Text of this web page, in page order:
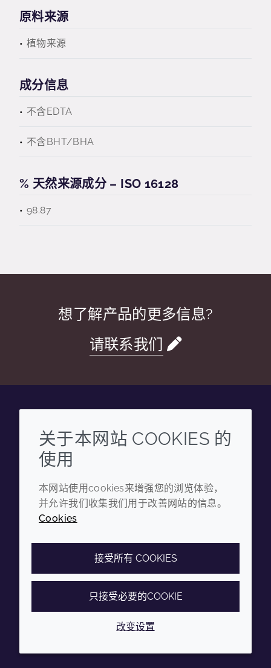
原料来源
植物来源
成分信息
不含EDTA
不含BHT/BHA
% 天然来源成分 – ISO 16128
98.87
想了解产品的更多信息?
请联系我们
WechatYouku Zhihu Tiktok
企业
年度报告
可持续发展报告
条款和条件
隐私政策
Cookie政策
沪ICP备2020025271号-12
关于本网站 COOKIES 的
使用
本网站使用cookies来增强您的浏览体验，
并允许我们收集我们用于改善网站的信息。
Cookies
接受所有 COOKIES
只接受必要的COOKIE
改变设置